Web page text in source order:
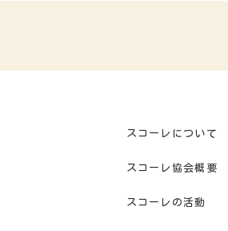
スコーレについて
スコーレ協会概要
スコーレの活動